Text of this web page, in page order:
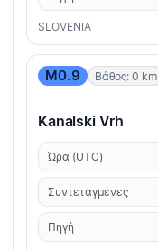
SLOVENIA
M0.9 Βάθος: 0 km
Kanalski Vrh
Ώρα (UTC)
Συντεταγμένες
Πηγή